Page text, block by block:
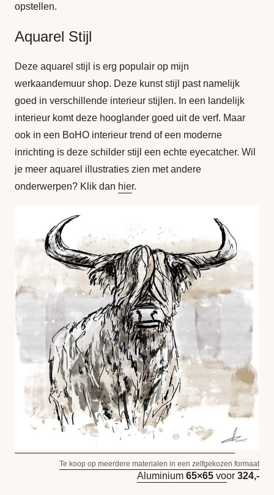
opstellen.
Aquarel Stijl
Deze aquarel stijl is erg populair op mijn
werkaandemuur shop. Deze kunst stijl past namelijk
goed in verschillende interieur stijlen. In een landelijk
interieur komt deze hooglander goed uit de verf. Maar
ook in een BoHO interieur trend of een moderne
inrichting is deze schilder stijl een echte eyecatcher. Wil
je meer aquarel illustraties zien met andere
onderwerpen? Klik dan hier.
Te koop op meerdere materialen in een zelfgekozen formaat
Aluminium 65×65 voor 324,-